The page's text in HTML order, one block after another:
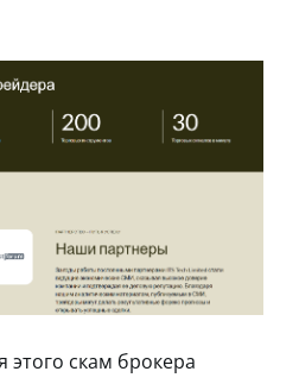
скам брокера